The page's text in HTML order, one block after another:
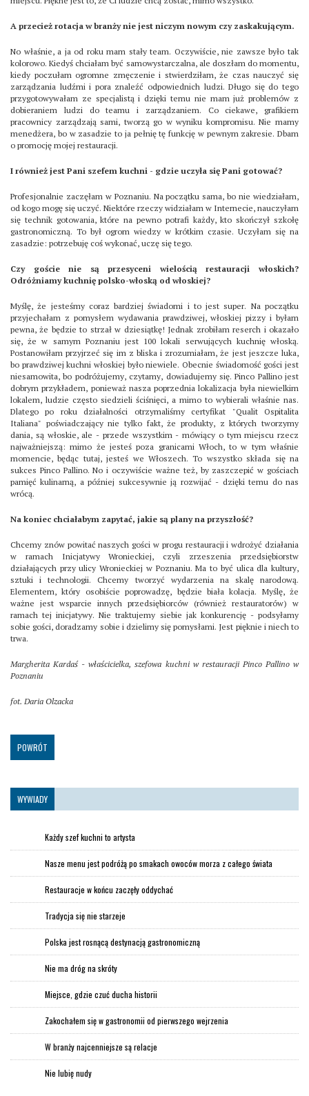
A przecież rotacja w branży nie jest niczym nowym czy zaskakującym.
No właśnie, a ja od roku mam stały team. Oczywiście, nie zawsze było tak
kolorowo. Kiedyś chciałam być samowystarczalna, ale doszłam do momentu,
kiedy poczułam ogromne zmęczenie i stwierdziłam, że czas nauczyć się
zarządzania ludźmi i pora znaleźć odpowiednich ludzi. Długo się do tego
przygotowywałam ze specjalistą i dzięki temu nie mam już problemów z
dobieraniem ludzi do teamu i zarządzaniem. Co ciekawe, grafikiem
pracownicy zarządzają sami, tworzą go w wyniku kompromisu. Nie mamy
menedżera, bo w zasadzie to ja pełnię tę funkcję w pewnym zakresie. Dbam
o promocję mojej restauracji.
I również jest Pani szefem kuchni - gdzie uczyła się Pani gotować?
Profesjonalnie zaczęłam w Poznaniu. Na początku sama, bo nie wiedziałam,
od kogo mogę się uczyć. Niektóre rzeczy widziałam w Internecie, nauczyłam
się technik gotowania, które na pewno potrafi każdy, kto skończył szkołę
gastronomiczną. To był ogrom wiedzy w krótkim czasie. Uczyłam się na
zasadzie: potrzebuję coś wykonać, uczę się tego.
Czy goście nie są przesyceni wielością restauracji włoskich?
Odróżniamy kuchnię polsko-włoską od włoskiej?
Myślę, że jesteśmy coraz bardziej świadomi i to jest super. Na początku
przyjechałam z pomysłem wydawania prawdziwej, włoskiej pizzy i byłam
pewna, że będzie to strzał w dziesiątkę! Jednak zrobiłam reserch i okazało
się, że w samym Poznaniu jest 100 lokali serwujących kuchnię włoską.
Postanowiłam przyjrzeć się im z bliska i zrozumiałam, że jest jeszcze luka,
bo prawdziwej kuchni włoskiej było niewiele. Obecnie świadomość gości jest
niesamowita, bo podróżujemy, czytamy, dowiadujemy się. Pinco Pallino jest
dobrym przykładem, ponieważ nasza poprzednia lokalizacja była niewielkim
lokalem, ludzie często siedzieli ściśnięci, a mimo to wybierali właśnie nas.
Dlatego po roku działalności otrzymaliśmy certyfikat "Qualit Ospitalita
Italiana" poświadczający nie tylko fakt, że produkty, z których tworzymy
dania, są włoskie, ale - przede wszystkim - mówiący o tym miejscu rzecz
najważniejszą: mimo że jesteś poza granicami Włoch, to w tym właśnie
momencie, będąc tutaj, jesteś we Włoszech. To wszystko składa się na
sukces Pinco Pallino. No i oczywiście ważne też, by zaszczepić w gościach
pamięć kulinarną, a później sukcesywnie ją rozwijać - dzięki temu do nas
wrócą.
Na koniec chciałabym zapytać, jakie są plany na przyszłość?
Chcemy znów powitać naszych gości w progu restauracji i wdrożyć działania
w ramach Inicjatywy Wronieckiej, czyli zrzeszenia przedsiębiorstw
działających przy ulicy Wronieckiej w Poznaniu. Ma to być ulica dla kultury,
sztuki i technologii. Chcemy tworzyć wydarzenia na skalę narodową.
Elementem, który osobiście poprowadzę, będzie biała kolacja. Myślę, że
ważne jest wsparcie innych przedsiębiorców (również restauratorów) w
ramach tej inicjatywy. Nie traktujemy siebie jak konkurencję - podsyłamy
sobie gości, doradzamy sobie i dzielimy się pomysłami. Jest pięknie i niech to
trwa.
Margherita Kardaś - właścicielka, szefowa kuchni w restauracji Pinco Pallino w
Poznaniu
fot. Daria Olzacka
POWRÓT
WYWIADY
Każdy szef kuchni to artysta
Nasze menu jest podróżą po smakach owoców morza z całego świata
Restauracje w końcu zaczęły oddychać
Tradycja się nie starzeje
Polska jest rosnącą destynacją gastronomiczną
Nie ma dróg na skróty
Miejsce, gdzie czuć ducha historii
Zakochałem się w gastronomii od pierwszego wejrzenia
W branży najcenniejsze są relacje
Nie lubię nudy